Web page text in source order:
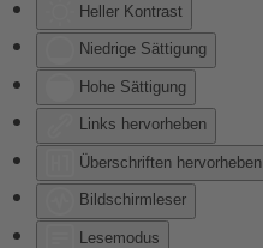
Heller Kontrast
Niedrige Sättigung
Hohe Sättigung
Links hervorheben
Überschriften hervorheben
Bildschirmleser
Lesemodus